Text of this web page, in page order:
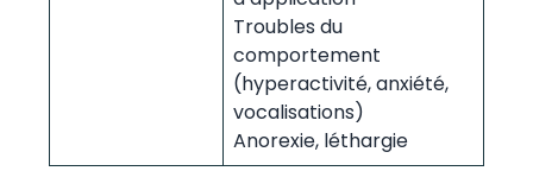
Troubles du
comportement
(hyperactivité, anxiété,
vocalisations)
Anorexie, léthargie